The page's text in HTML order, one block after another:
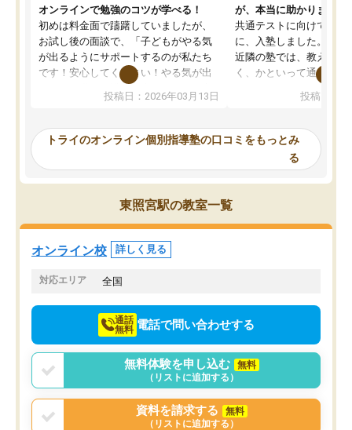
オンラインで勉強のコツが学べる！
初めは料金面で躊躇していましたが、
お試し後の面談で、「子どもがやる気
が出るようにサポートするのが私たち
です！安心してください！やる気が出
ないのは私たち講師の責任です」と言
ってくださり、確かに！と考えて、思
ったんですが、学生の先生から学ぶこ
み、徐々に成績が上がったらいいなと
思っていました。何が今足りないのか
を的確に指導いただき、子どももびっ
くりするほど楽しんでやる気を持って
塾を受けています。狙い通り、少しず
つ成績も上がり、苦手意識も無くなっ
てきたので、さらに苦手な数学も追加
でお願いしました。来年の高校受験に
投稿日：2026年03月13日
が、本当に助かりました
共通テストに向けての追
に、入塾しました。田舎
近隣の塾では、教えても
く、かといって通うには
可能なので本当に助か
らないところをピンポイ
頂いて、とてもわかり
していました。一生を
スト、多少お金がかかっ
投稿日：
トライのオンライン個別指導塾の口コミをもっとみ
る
東照宮駅の教室一覧
オンライン校 詳しく見る
対応エリア 全国
通話
無料 電話で問い合わせする
無料体験を申し込む
無料
（リストに追加する）
資料を請求する
無料
（リストに追加する）